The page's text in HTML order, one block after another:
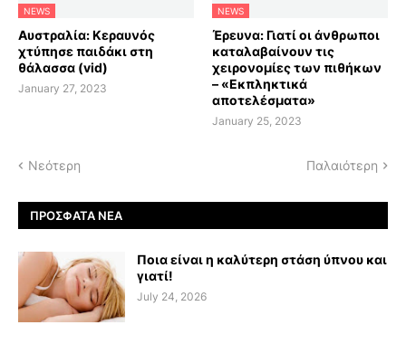
NEWS
Αυστραλία: Κεραυνός
χτύπησε παιδάκι στη
θάλασσα (vid)
January 27, 2023
NEWS
Έρευνα: Γιατί οι άνθρωποι
καταλαβαίνουν τις
χειρονομίες των πιθήκων
– «Εκπληκτικά
αποτελέσματα»
January 25, 2023
Νεότερη Παλαιότερη
ΠΡΌΣΦΑΤΑ ΝΈΑ
Ποια είναι η καλύτερη στάση ύπνου και
γιατί!
July 24, 2026